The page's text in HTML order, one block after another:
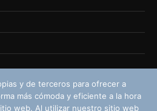
y de terceros para ofrecer a
más cómoda y eficiente a la hora
web. Al utilizar nuestro sitio web